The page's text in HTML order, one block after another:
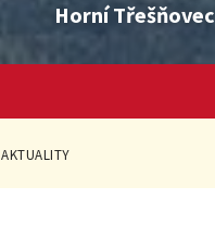
Horní Třešňovec
AKTUALITY